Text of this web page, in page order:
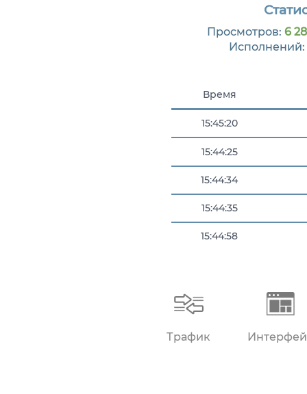
Просмотров: 6
Исполнений:
Время
15:45:20
15:44:25
15:44:34
15:44:35
15:44:58
Трафик